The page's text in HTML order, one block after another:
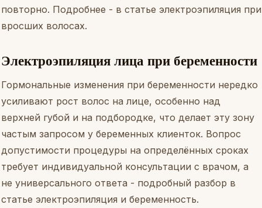
повторно. Подробнее - в статье электроэпиляция при
вросших волосах.
Электроэпиляция лица при беременности
Гормональные изменения при беременности нередко
усиливают рост волос на лице, особенно над
верхней губой и на подбородке, что делает эту зону
частым запросом у беременных клиенток. Вопрос
допустимости процедуры на определённых сроках
требует индивидуальной консультации с врачом, а
не универсального ответа - подробный разбор в
статье электроэпиляция и беременность.